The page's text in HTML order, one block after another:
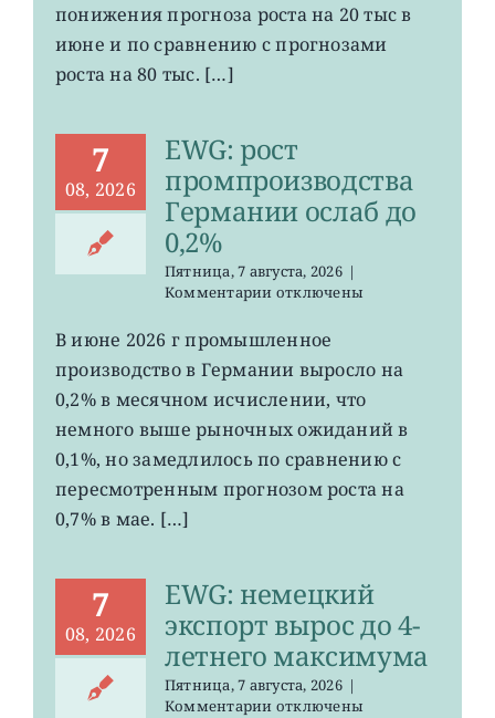
США
неожиданно
понижения прогноза роста на 20 тыс в
июне и по сравнению с прогнозами
роста на 80 тыс. […]
7
08, 2026
EWG: рост
промпроизводства
Германии ослаб до
0,2%
Пятница, 7 августа, 2026 |
Комментариик
EWG:
рост
промпроизводства
Германии
до
0,2%
отключены
В июне 2026 г промышленное
производство в Германии выросло на
0,2% в месячном исчислении, что
немного выше рыночных ожиданий в
0,1%, но замедлилось по сравнению с
пересмотренным прогнозом роста на
0,7% в мае. […]
7
08, 2026
EWG: немецкий
экспорт вырос до 4-
летнего максимума
Пятница, 7 августа, 2026 |
Комментариикотключены